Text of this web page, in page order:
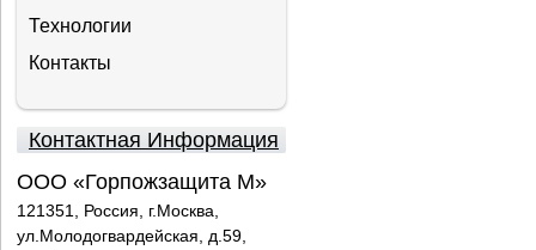
Технологии
Контакты
Контактная Информация
ООО «Горпожзащита М»
121351, Россия, г.Москва,
ул.Молодогвардейская, д.59,